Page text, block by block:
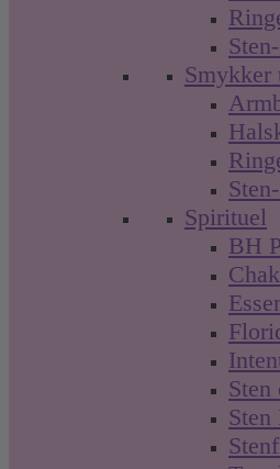
Spirituel
BH
Sten
Sten